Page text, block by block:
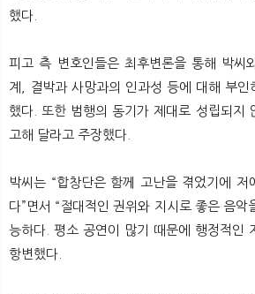
했다.
피고 측 변호인들은 최후변론을 통해 박씨
계, 결박과 사망과의 인과성 등에 대해 부인
했다. 또한 범행의 동기가 제대로 성립되지
고해 달라고 주장했다.
박씨는 “합창단은 함께 고난을 겪었기에 저
다”면서 “절대적인 권위와 지시로 좋은 음악
능하다. 평소 공연이 많기 때문에 행정적인
항변했다.